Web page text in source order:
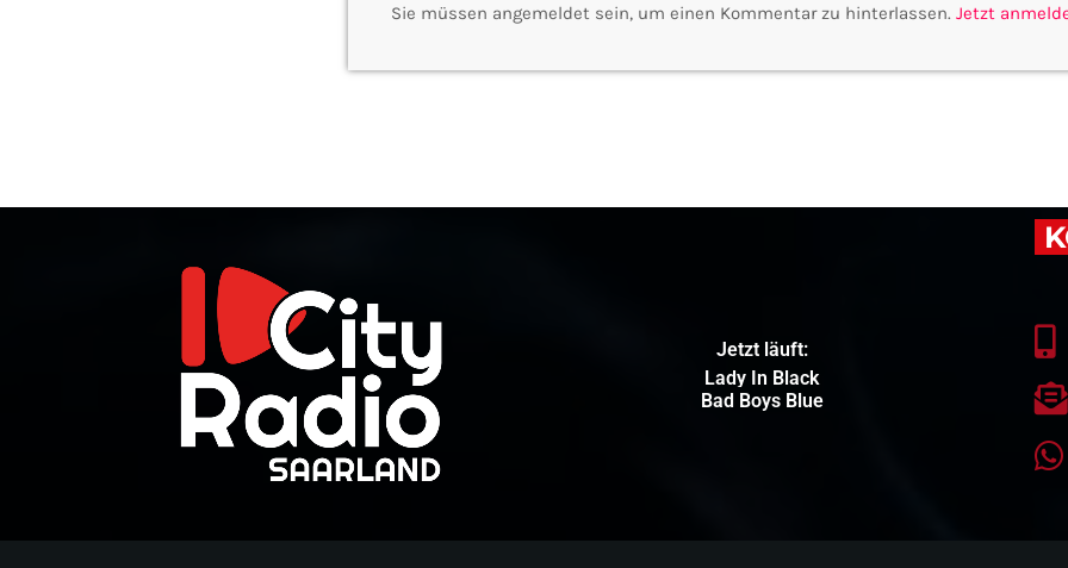
Sie müssen angemeldet sein, um einen Kommentar zu hinterlassen. Jetzt
Jetzt läuft:
Lady In Black
Bad Boys Blue